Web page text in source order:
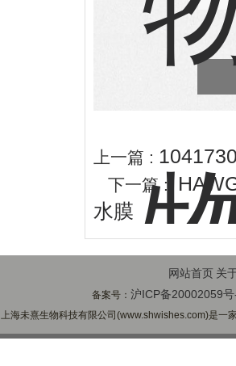
上一篇 :
下一篇 :
水膜
网站首页 关
备案号：沪ICP备20002059
上海未熹生物科技有限公司(www.shwishes.com)是一